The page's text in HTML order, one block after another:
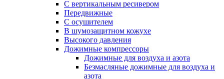
С вертикальным ресивером
Передвижные
С осушителем
В шумозащитном кожухе
Высокого давления
Дожимные компрессоры
Дожимные для воздуха и азота
Безмасляные дожимные для воздуха и
азота